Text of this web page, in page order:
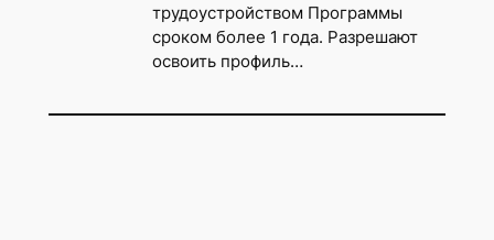
трудоустройством Программы
сроком более 1 года. Разрешают
освоить профиль…